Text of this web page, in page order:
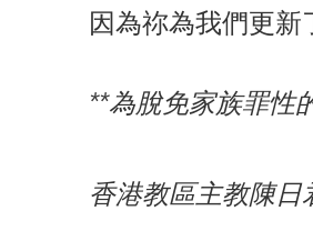
因為祢為我們更新
**為脫免家族罪性
香港教區主教陳日